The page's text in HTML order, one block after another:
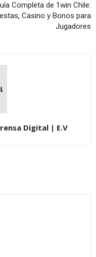
Completa de 1win Chile:
Casino y Bonos para
Jugadores
Digital | E.V